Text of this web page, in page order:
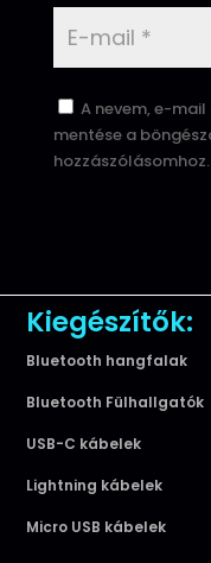
A nevem, e-
mentése a
hozzászólásomhoz.
Kiegészítők:
Bluetooth hangfalak
Bluetooth Fülhallgatók
USB-C kábelek
Lightning kábelek
Micro USB kábelek